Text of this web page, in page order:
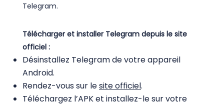
Telegram.
Télécharger et installer Telegram depuis le site
officiel :
Désinstallez Telegram de votre appareil
Android.
Rendez-vous sur lesite officiel.
Téléchargez l’APK et installez-le sur votre